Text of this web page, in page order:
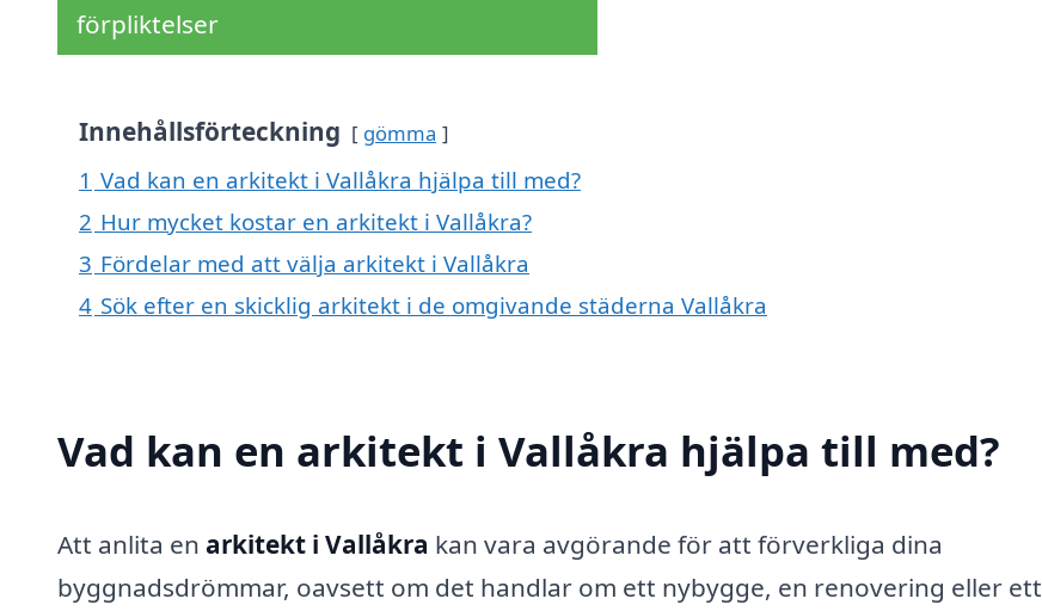
förpliktelser
Innehållsförteckning gömma
1 Vad kan en arkitekt i Vallåkra hjälpa till med?
2 Hur mycket kostar en arkitekt i Vallåkra?
3 Fördelar med att välja arkitekt i Vallåkra
4 Sök efter en skicklig arkitekt i de omgivande städerna Vallåkra
Vad kan en arkitekt i Vallåkra hjälpa till med?
Att anlita en arkitekt i Vallåkra kan vara avgörande för att förverkliga dina
byggnadsdrömmar, oavsett om det handlar om ett nybygge, en renovering eller ett